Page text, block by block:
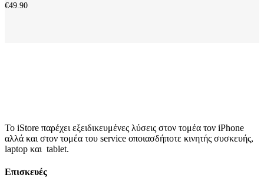
€49.90
Το iStore παρέχει εξειδικευμένες λύσεις στον τομέα τον iPhone
αλλά και στον τομέα του service οποιασδήποτε κινητής συσκευής,
laptop και tablet.
Επισκευές